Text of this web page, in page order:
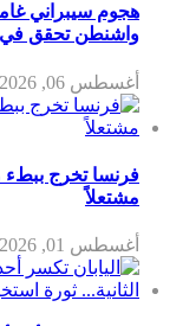
هجوم سيبراني
واشنطن تحقق في
أغسطس 06, 2026
فرنسا تخرج
مشتعلاً
أغسطس 01, 2026